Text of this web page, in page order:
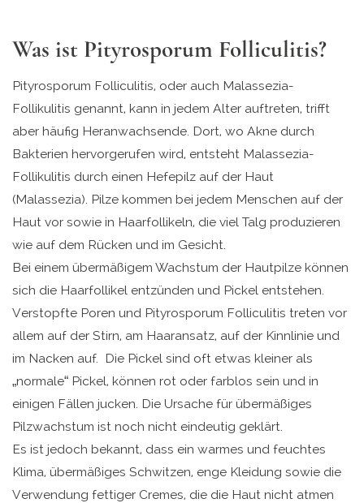
Was ist Pityrosporum Folliculitis?
Pityrosporum Folliculitis, oder auch Malassezia-
Follikulitis genannt, kann in jedem Alter auftreten, trifft
aber häufig Heranwachsende. Dort, wo Akne durch
Bakterien hervorgerufen wird, entsteht Malassezia-
Follikulitis durch einen Hefepilz auf der Haut
(Malassezia). Pilze kommen bei jedem Menschen auf der
Haut vor sowie in Haarfollikeln, die viel Talg produzieren
wie auf dem Rücken und im Gesicht.
Bei einem übermäßigem Wachstum der Hautpilze können
sich die Haarfollikel entzünden und Pickel entstehen.
Verstopfte Poren und Pityrosporum Folliculitis treten vor
allem auf der Stirn, am Haaransatz, auf der Kinnlinie und
im Nacken auf. Die Pickel sind oft etwas kleiner als
„normale“ Pickel, können rot oder farblos sein und in
einigen Fällen jucken. Die Ursache für übermäßiges
Pilzwachstum ist noch nicht eindeutig geklärt.
Es ist jedoch bekannt, dass ein warmes und feuchtes
Klima, übermäßiges Schwitzen, enge Kleidung sowie die
Verwendung fettiger Cremes, die die Haut nicht atmen